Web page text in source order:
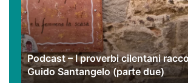
cilentani
raccontati
da
Guido
Santangelo
(parte
Podcast – I proverbi cilentani
Guido Santangelo (parte due)